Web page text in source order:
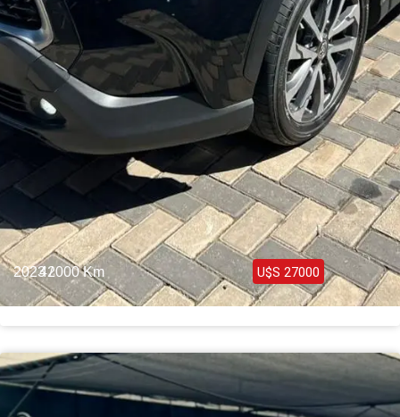
2023 /42000 Km U$S 27000
Toyota Corolla Cross Híbrida Full 2023